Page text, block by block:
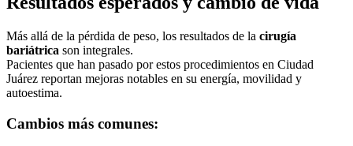
Más allá de la pérdida de peso, los resultados de la cirugía
bariátrica son integrales.
Pacientes que han pasado por estos procedimientos en Ciudad
Juárez reportan mejoras notables en su energía, movilidad y
autoestima.
Cambios más comunes: